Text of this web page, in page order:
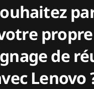
propre
de
Lenovo